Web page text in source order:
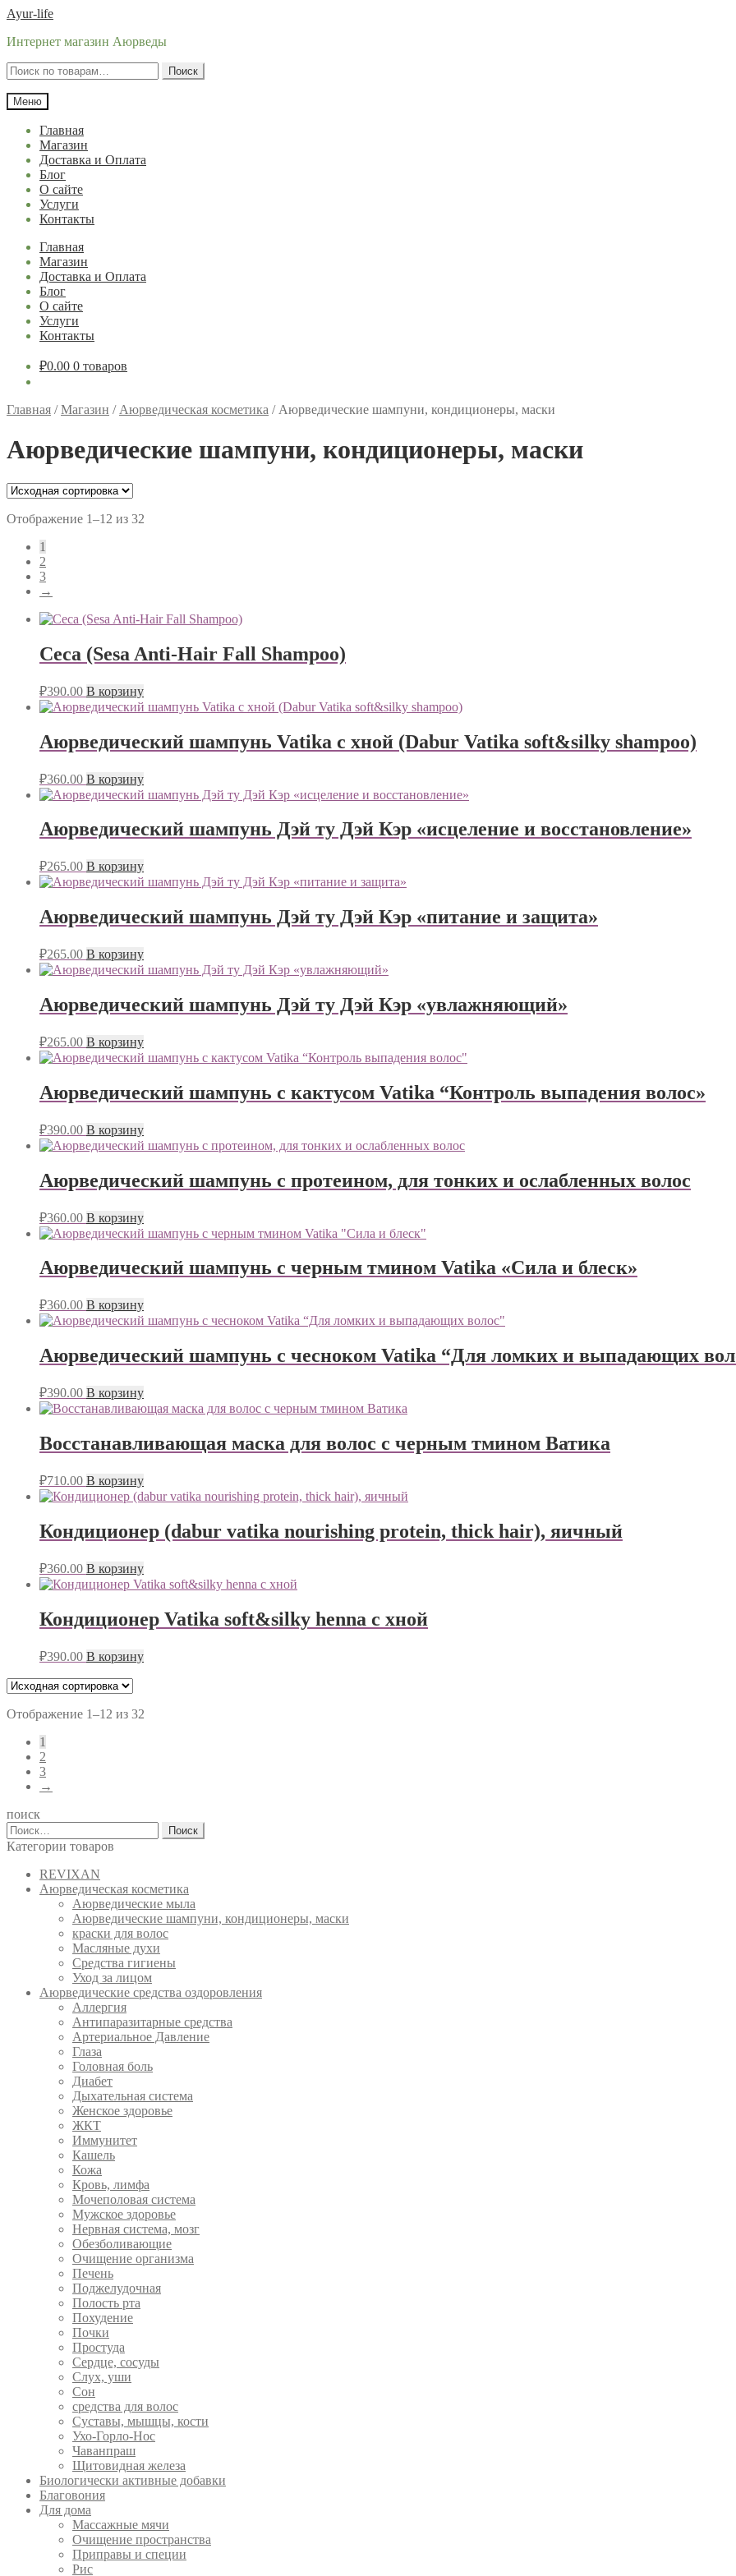
Перейти
навигации
Перейти
содержимому
Ayur-life
Интернет магазин Аюрведы
Искать:
Поиск
Меню
Главная
Магазин
Доставка и Оплата
Блог
О сайте
Услуги
Контакты
Главная
Магазин
Доставка и Оплата
Блог
О сайте
Услуги
Контакты
₽0.00 0 товаров
Главная /Магазин / Аюрведическая косметика / Аюрведические шампуни, кондиционеры, маски
Аюрведические шампуни, кондиционеры, маски
Отображение 1–12 из 32
1
2
3
→
Cеcа (Sesa Anti-Hair Fall Shampoo)
₽390.00 В корзину
Аюрведический шампунь Vatika с хной (Dabur Vatika soft&silky shampoo)
₽360.00 В корзину
Аюрведический шампунь Дэй ту Дэй Кэр «исцеление и восстановление»
₽265.00 В корзину
Аюрведический шампунь Дэй ту Дэй Кэр «питание и защита»
₽265.00 В корзину
Аюрведический шампунь Дэй ту Дэй Кэр «увлажняющий»
₽265.00 В корзину
Аюрведический шампунь с кактусом Vatika “Контроль выпадения волос»
₽390.00 В корзину
Аюрведический шампунь с протеином, для тонких и ослабленных волос
₽360.00 В корзину
Аюрведический шампунь с черным тмином Vatika «Сила и блеск»
₽360.00 В корзину
Аюрведический шампунь с чесноком Vatika “Для ломких и выпадающих
₽390.00 В корзину
Восстанавливающая маска для волос с черным тмином Ватика
₽710.00 В корзину
Кондиционер (dabur vatika nourishing protein, thick hair), яичный
₽360.00 В корзину
Кондиционер Vatika soft&silky henna с хной
₽390.00 В корзину
Отображение 1–12 из 32
1
2
3
→
поиск
Найти:
Категории товаров
REVIXAN
Аюрведическая косметика
Аюрведические мыла
Аюрведические шампуни, кондиционеры, маски
краски для волос
Масляные духи
Средства гигиены
Уход за лицом
Аюрведические средства оздоровления
Аллергия
Антипаразитарные средства
Артериальное Давление
Глаза
Головная боль
Диабет
Дыхательная система
Женское здоровье
ЖКТ
Иммунитет
Кашель
Кожа
Кровь, лимфа
Мочеполовая система
Мужское здоровье
Нервная система, мозг
Обезболивающие
Очищение организма
Печень
Поджелудочная
Полость рта
Похудение
Почки
Простуда
Сердце, сосуды
Слух, уши
Сон
средства для волос
Суставы, мышцы, кости
Ухо-Горло-Нос
Чаванпраш
Щитовидная железа
Биологически активные добавки
Благовония
Для дома
Массажные мячи
Очищение пространства
Приправы и специи
Рис